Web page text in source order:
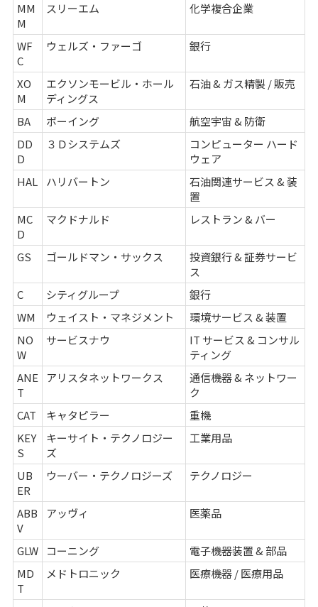
MM
M
スリーエム 化学複合企業
WF
C
ウェルズ・ファーゴ 銀行
XO
M
エクソンモービル・ホール
ディングス
石油 & ガス精製 / 販売
BA ボーイング
航空宇宙 & 防衛
DD
D
３Ｄシステムズ
コンピューター ハード
ウェア
HAL
ハリバートン
石油関連サービス & 装
置
MC
D
マクドナルド レストラン & バー
GS ゴールドマン・サックス
投資銀行 & 証券サービ
ス
C
シティグループ
銀行
WM
ウェイスト・マネジメント
環境サービス & 装置
NO
W
サービスナウ
IT サービス & コンサル
ティング
ANE
T
アリスタネットワークス
通信機器 & ネットワー
ク
CAT
キャタピラー
重機
KEY
S
キーサイト・テクノロジー
ズ
工業用品
UB
ER
ウーバー・テクノロジーズ テクノロジー
ABB
V
アッヴィ 医薬品
GLW コーニング
電子機器装置 & 部品
MD
T
メドトロニック 医療機器 / 医療用品